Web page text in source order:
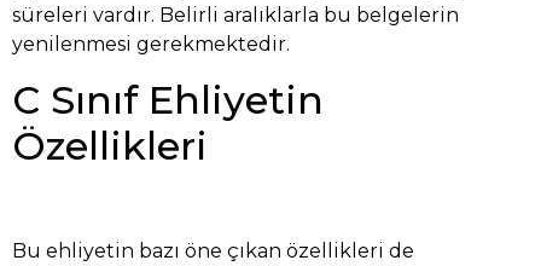
süreleri vardır. Belirli aralıklarla bu belgelerin
yenilenmesi gerekmektedir.
C Sınıf Ehliyetin
Özellikleri
Bu ehliyetin bazı öne çıkan özellikleri de